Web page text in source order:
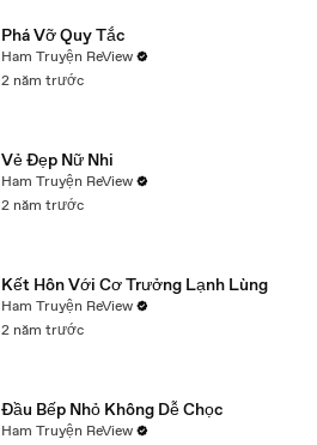
Phá Vỡ Quy Tắc
Ham Truyện ReView
2 năm trước
Vẻ Đẹp Nữ Nhi
Ham Truyện ReView
2 năm trước
Kết Hôn Với Cơ Trưởng Lạnh Lùng
Ham Truyện ReView
2 năm trước
Đầu Bếp Nhỏ Không Dễ Chọc
Ham Truyện ReView